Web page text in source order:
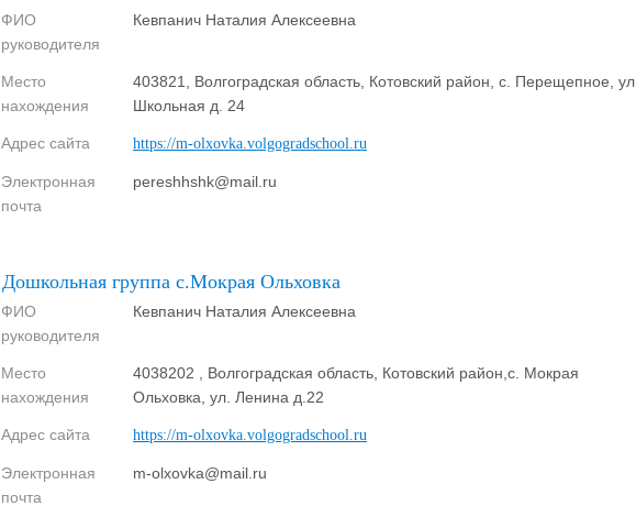
ФИО
руководителя
Кевпанич Наталия Алексеевна
Место
нахождения
403821, Волгоградская область, Котовский район, с. Перещепное, ул.
Школьная д. 24
Адрес сайта https://m-olxovka.volgogradschool.ru
Электронная
почта
pereshhshk@mail.ru
Дошкольная группа с.Мокрая Ольховка
ФИО
руководителя
Кевпанич Наталия Алексеевна
Место
нахождения
4038202 , Волгоградская область, Котовский район,с. Мокрая
Ольховка, ул. Ленина д.22
Адрес сайта https://m-olxovka.volgogradschool.ru
Электронная
почта
m-olxovka@mail.ru